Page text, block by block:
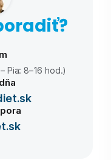
Pia: 8–16 hod.)